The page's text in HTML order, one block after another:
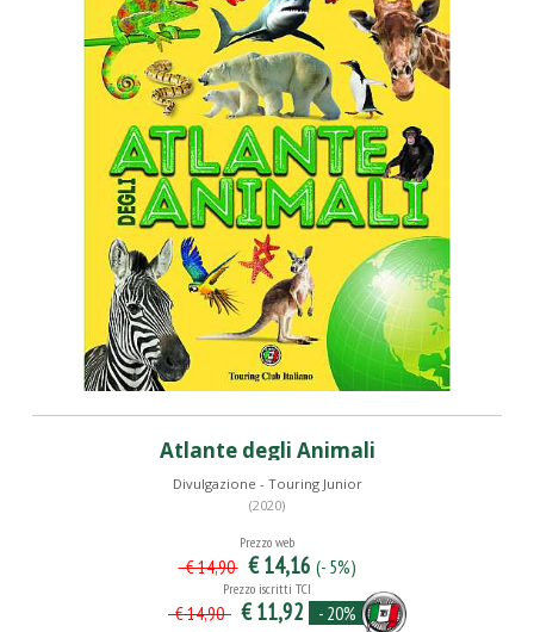
Atlante degli Animali
Divulgazione - Touring Junior
(2020)
Prezzo web
€ 14,90 € 14,16 (- 5%)
Prezzo iscritti TCI
€ 14,90 € 11,92 - 20%